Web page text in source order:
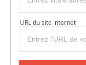
URL du site internet